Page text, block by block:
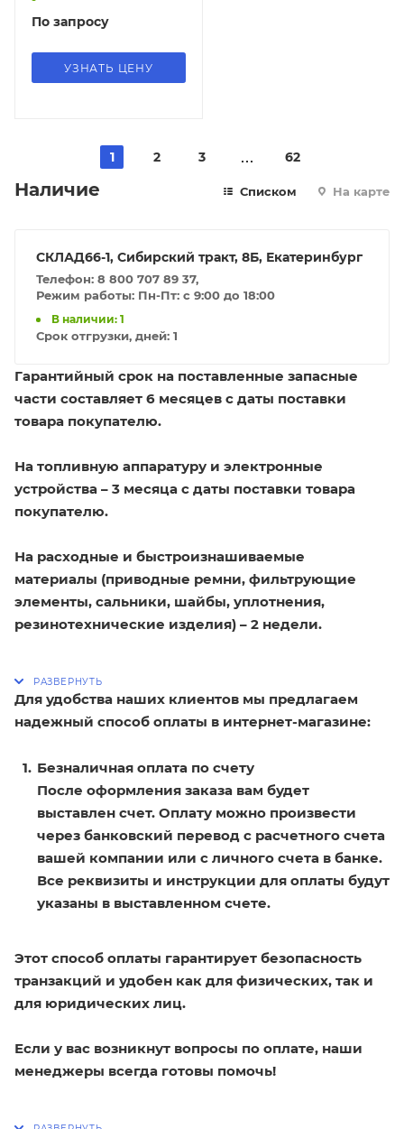
По запросу
УЗНАТЬ ЦЕНУ
1 2 3 62
Наличие Списком На карте
СКЛАД66-1, Сибирский тракт, 8Б, Екатеринбург
Телефон: 8 800 707 89 37,
Режим работы: Пн-Пт: с 9:00 до 18:00
В наличии: 1
Срок отгрузки, дней: 1
Гарантийный срок на поставленные запасные
части составляет 6 месяцев с даты поставки
товара покупателю.
На топливную аппаратуру и электронные
устройства – 3 месяца с даты поставки товара
покупателю.
На расходные и быстроизнашиваемые
материалы (приводные ремни, фильтрующие
элементы, сальники, шайбы, уплотнения,
резинотехнические изделия) – 2 недели.
Для удобства наших клиентов мы предлагаем
надежный способ оплаты в интернет-магазине:
Безналичная оплата по счету
После оформления заказа вам будет
выставлен счет. Оплату можно произвести
через банковский перевод с расчетного счета
вашей компании или с личного счета в банке.
Все реквизиты и инструкции для оплаты будут
указаны в выставленном счете.
Этот способ оплаты гарантирует безопасность
транзакций и удобен как для физических, так и
для юридических лиц.
Если у вас возникнут вопросы по оплате, наши
менеджеры всегда готовы помочь!